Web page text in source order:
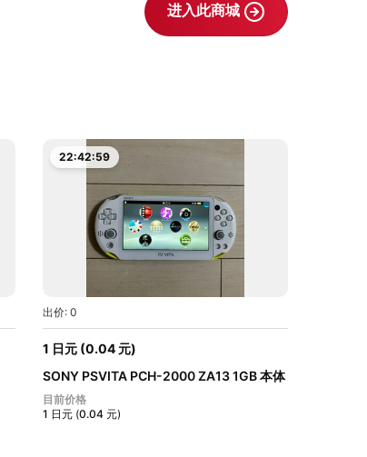
进入此商城
22:42:58
出价: 0
1 日元 (0.04 元)
SONY PSVITA PCH-2000 ZA13 1GB 本体
初期...
目前价格
1 日元 (0.04 元)